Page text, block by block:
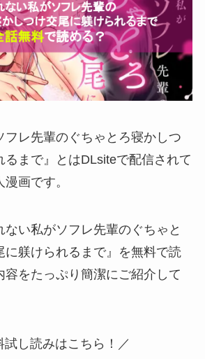
フレ先輩のぐちゃとろ寝かしつ
るまで』とはDLsiteで配信されて
画です。
い私がソフレ先輩のぐちゃと
に躾けられるまで』を無料で読
容をたっぷり簡潔にご紹介して
試し読みはこちら！／